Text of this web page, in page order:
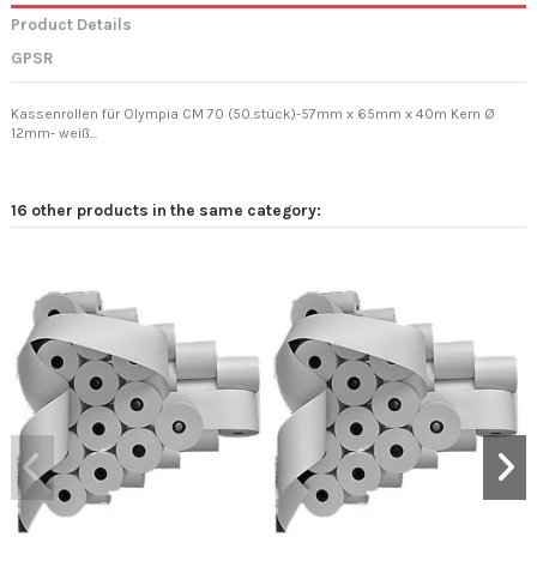
Product Details
GPSR
Kassenrollen für Olympia CM 70 (50.stück)-57mm x 65mm x 40m Kern Ø
12mm- weiß...
16 other products in the same category: